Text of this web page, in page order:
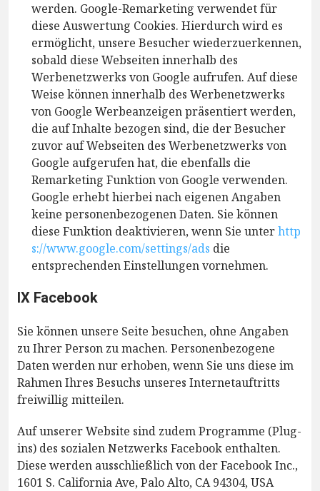
werden. Google-Remarketing verwendet für
diese Auswertung Cookies. Hierdurch wird es
ermöglicht, unsere Besucher wiederzuerkennen,
sobald diese Webseiten innerhalb des
Werbenetzwerks von Google aufrufen. Auf diese
Weise können innerhalb des Werbenetzwerks
von Google Werbeanzeigen präsentiert werden,
die auf Inhalte bezogen sind, die der Besucher
zuvor auf Webseiten des Werbenetzwerks von
Google aufgerufen hat, die ebenfalls die
Remarketing Funktion von Google verwenden.
Google erhebt hierbei nach eigenen Angaben
keine personenbezogenen Daten. Sie können
diese Funktion deaktivieren, wenn Sie unterhttp
s://www.google.com/settings/ads die
entsprechenden Einstellungen vornehmen.
IX Facebook
Sie können unsere Seite besuchen, ohne Angaben
zu Ihrer Person zu machen. Personenbezogene
Daten werden nur erhoben, wenn Sie uns diese im
Rahmen Ihres Besuchs unseres Internetauftritts
freiwillig mitteilen.
Auf unserer Website sind zudem Programme (Plug-
ins) des sozialen Netzwerks Facebook enthalten.
Diese werden ausschließlich von der Facebook Inc.,
1601 S. California Ave, Palo Alto, CA 94304, USA